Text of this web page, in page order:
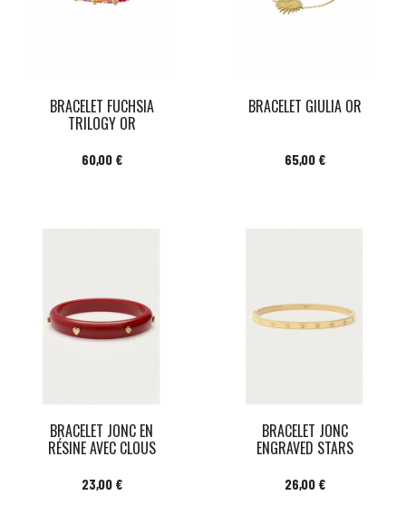
BRACELET FUCHSIA
TRILOGY OR
Prix
60,00 €
BRACELET GIULIA OR
Prix
65,00 €
BRACELET JONC EN
RÉSINE AVEC CLOUS
Prix
23,00 €
BRACELET JONC
ENGRAVED STARS
Prix
26,00 €